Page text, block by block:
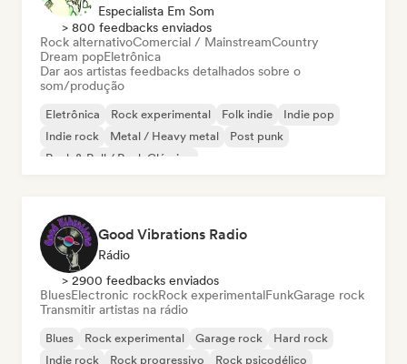
Especialista Em Som
> 800 feedbacks enviados
Rock alternativoComercial / MainstreamCountry
Dream popEletrônica
Dar aos artistas feedbacks detalhados sobre o
som/produção
Eletrônica Rock experimental Folk indie
Indie pop
Indie rock
Metal / Heavy metal
Post punk
Rock & Roll / Rock Clássico
Good Vibrations Radio
Rádio
> 2900 feedbacks enviados
BluesElectronic rockRock experimentalFunkGarage rock
Transmitir artistas na rádio
Blues Rock experimental Garage rock
Hard rock
Indie rock
Rock progressivo Rock psicodélico